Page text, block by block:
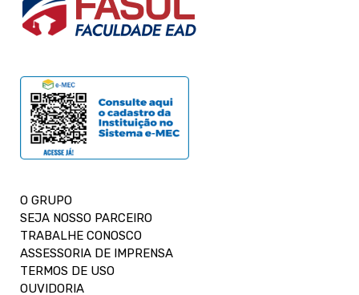
O GRUPO
SEJA NOSSO PARCEIRO
TRABALHE CONOSCO
ASSESSORIA DE IMPRENSA
TERMOS DE USO
OUVIDORIA